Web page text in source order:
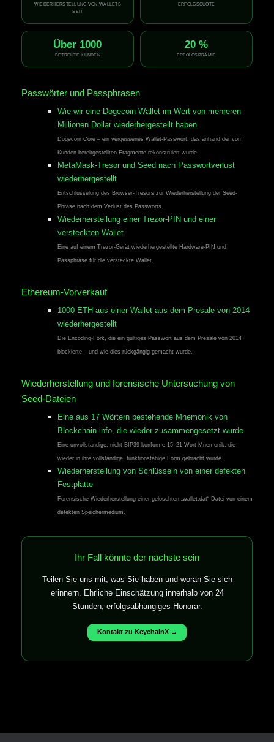
WIEDERHERSTELLUNG VON WALLETS
SEIT
ERFOLGSQUOTE
Über 1000
BETREUTE KUNDEN
20 %
ERFOLGSPRÄMIE
Passwörter und Passphrasen
Wie wir eine Dogecoin-Wallet im Wert von mehreren
Millionen Dollar wiederhergestellt haben
Dogecoin Core – ein vergessenes Wallet-Passwort, das anhand der vom
Kunden bereitgestellten Fragmente rekonstruiert wurde.
MetaMask-Tresor und Seed nach Passwortverlust
wiederhergestellt
Entschlüsselung des Browser-Tresors zur Wiederherstellung der Seed-
Phrase nach dem Verlust des Passworts.
Wiederherstellung einer Trezor-PIN und einer
versteckten Wallet
Eine auf einem Trezor-Gerät wiederhergestellte Hardware-PIN und
Passphrase für die versteckte Wallet.
Ethereum-Vorverkauf
1000 ETH aus einer Wallet aus dem Presale von 2014
wiederhergestellt
Die Encoding-Fork, die ein gültiges Passwort aus dem Presale von 2014
blockierte – und wie dies rückgängig gemacht wurde.
Wiederherstellung und forensische Untersuchung von
Seed-Dateien
Eine aus 17 Wörtern bestehende Mnemonik von
Blockchain.info, die wieder zusammengesetzt wurde
Eine unvollständige, nicht BIP39-konforme 15–21-Wort-Mnemonik, die
wieder in ihre vollständige, funktionsfähige Form gebracht wurde.
Wiederherstellung von Schlüsseln von einer defekten
Festplatte
Forensische Wiederherstellung einer gelöschten „wallet.dat“-Datei von einem
defekten Speichermedium.
Ihr Fall könnte der nächste sein
Teilen Sie uns mit, was Sie haben und woran Sie sich
erinnern. Ehrliche Einschätzung innerhalb von 24
Stunden, erfolgsabhängiges Honorar.
Kontakt zu KeychainX →